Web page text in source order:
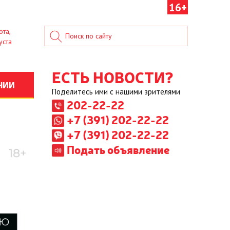
16+
ЕСТЬ НОВОСТИ?
Поделитесь ими с нашими зрителями
202-22-22
+7 (391) 202-22-22
+7 (391) 202-22-22
Подать объявление